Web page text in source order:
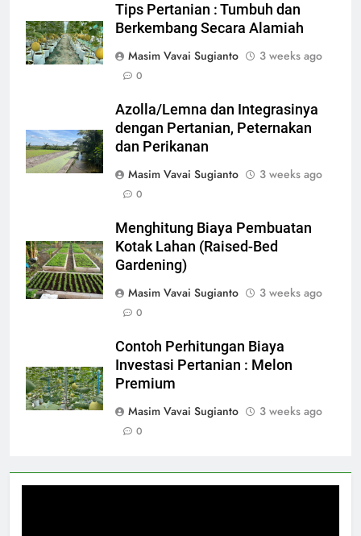
Tips Pertanian : Tumbuh dan
Berkembang Secara Alamiah
Masim Vavai Sugianto
3 weeks ago
0
Azolla/Lemna dan Integrasinya
dengan Pertanian, Peternakan
dan Perikanan
Masim Vavai Sugianto
3 weeks ago
0
Menghitung Biaya Pembuatan
Kotak Lahan (Raised-Bed
Gardening)
Masim Vavai Sugianto
3 weeks ago
0
Contoh Perhitungan Biaya
Investasi Pertanian : Melon
Premium
Masim Vavai Sugianto
3 weeks ago
0